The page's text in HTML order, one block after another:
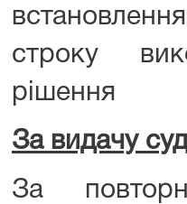
строку
рішення
За видачу
За